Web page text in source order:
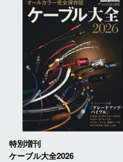
特別増刊
ケーブル大全2026